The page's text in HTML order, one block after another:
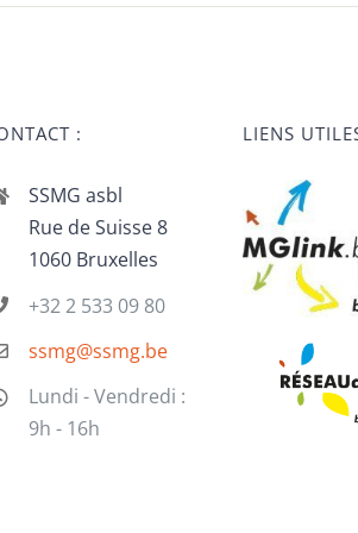
:
SSMG asbl
Rue de Suisse 8
1060 Bruxelles
+32 2 533 09 80
ssmg@ssmg.be
Lundi - Vendredi :
9h - 16h
LIENS